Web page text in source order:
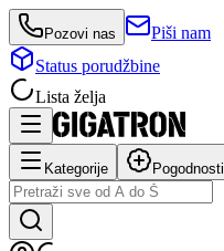
Pozovi nas
Piši nam
Status porudžbine
Lista želja
Kategorije Pogodnosti